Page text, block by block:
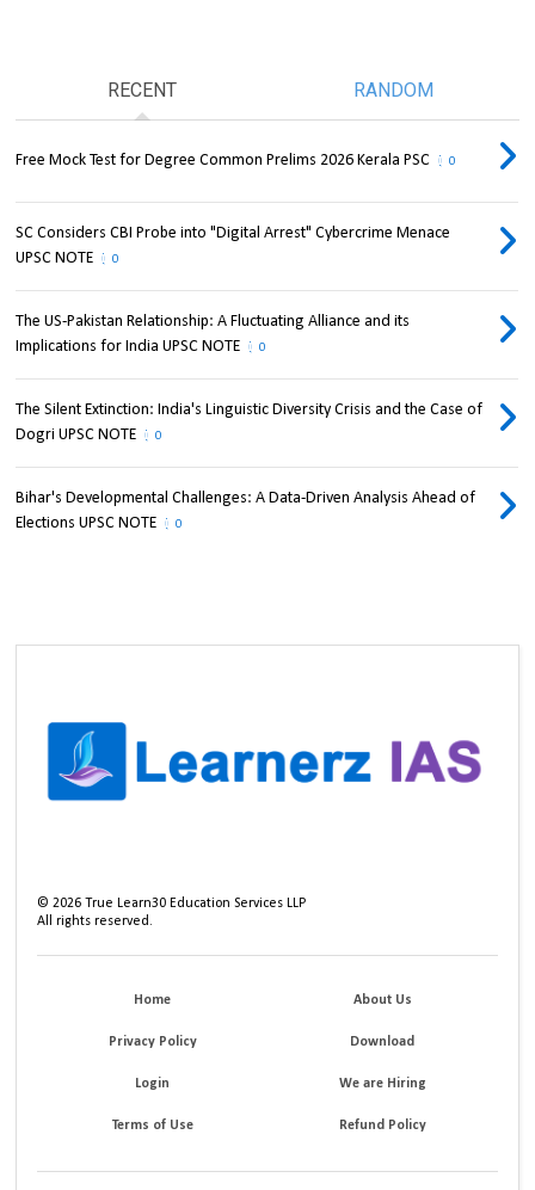
RECENT RANDOM
Free Mock Test for Degree Common Prelims 2026 Kerala PSC 0
SC Considers CBI Probe into "Digital Arrest" Cybercrime Menace
UPSC NOTE
0
The US-Pakistan Relationship: A Fluctuating Alliance and its
Implications for India UPSC NOTE
0
The Silent Extinction: India's Linguistic Diversity Crisis and the Case of
Dogri UPSC NOTE
0
Bihar's Developmental Challenges: A Data-Driven Analysis Ahead of
Elections UPSC NOTE
0
©2026 True Learn30 Education Services LLP
All rights reserved.
Home About Us
Privacy Policy Download
Login We are Hiring
Terms of Use Refund Policy